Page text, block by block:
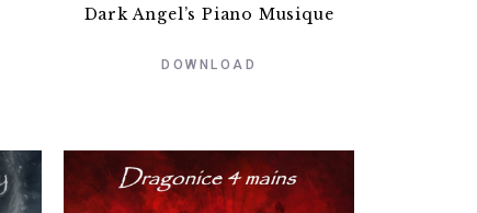
Dark Angel’s Piano Musique
DOWNLOAD